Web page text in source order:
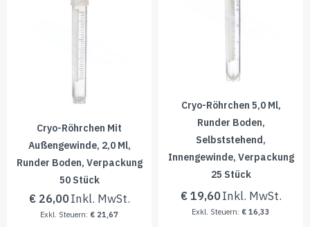
Cryo-Röhrchen Mit
Außengewinde, 2,0 Ml,
Runder Boden, Verpackung
50 Stück
€ 26,00
€ 21,67
Cryo-Röhrchen 5,0 Ml,
Runder Boden,
Selbststehend,
Innengewinde, Verpackung
25 Stück
€ 19,60
€ 16,33